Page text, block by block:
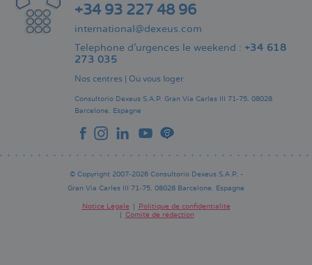
+34 93 227 48 96
international@dexeus.com
Telephone d’urgences le weekend : +34 618
273 035
Nos centres Où vous loger
Consultorio Dexeus S.A.P. Gran Via Carles III 71-75. 08028
Barcelone. Espagne
© Copyright 2007-2026 Consultorio Dexeus S.A.P. -
Gran Via Carles III 71-75. 08028 Barcelone. Espagne
Notice Légale
Politique de confidentialité
Comité de rédaction